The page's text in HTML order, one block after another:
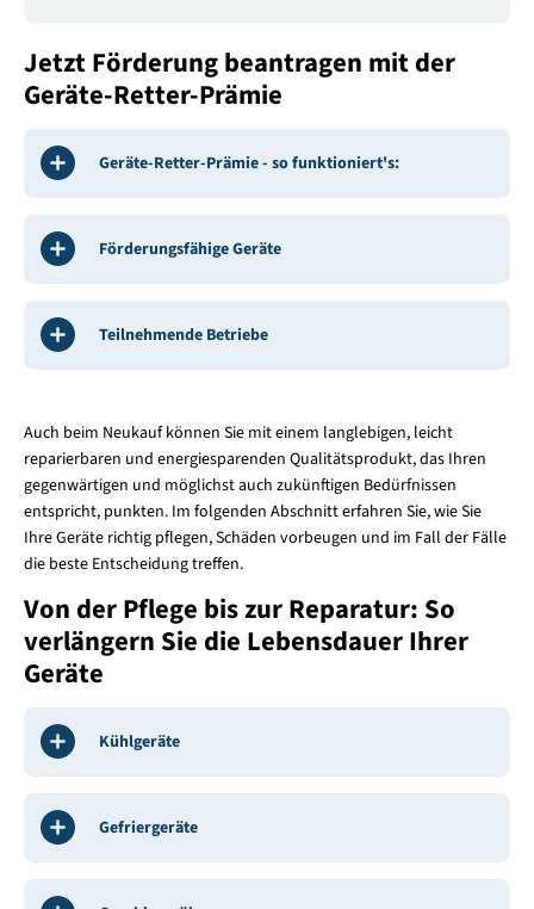
Jetzt Förderung beantragen mit der
Geräte-Retter-Prämie
Geräte-Retter-Prämie - so funktioniert's:
Förderungsfähige Geräte
Teilnehmende Betriebe
Auch beim Neukauf können Sie mit einem langlebigen, leicht
reparierbaren und energiesparenden Qualitätsprodukt, das Ihren
gegenwärtigen und möglichst auch zukünftigen Bedürfnissen
entspricht, punkten. Im folgenden Abschnitt erfahren Sie, wie Sie
Ihre Geräte richtig pflegen, Schäden vorbeugen und im Fall der Fälle
die beste Entscheidung treffen.
Von der Pflege bis zur Reparatur: So
verlängern Sie die Lebensdauer Ihrer
Geräte
Kühlgeräte
Gefriergeräte